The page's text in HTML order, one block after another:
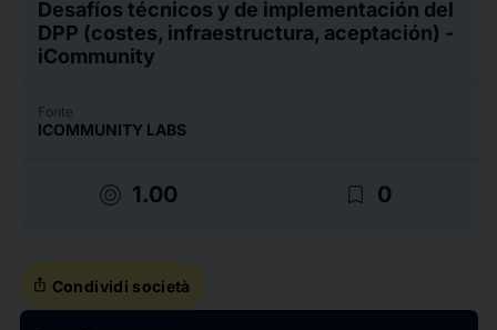
Desafíos técnicos y de implementación del
DPP (costes, infraestructura, aceptación) -
iCommunity
Fonte
ICOMMUNITY LABS
target 1.00 bookmark_border 0
ios_share Condividi società